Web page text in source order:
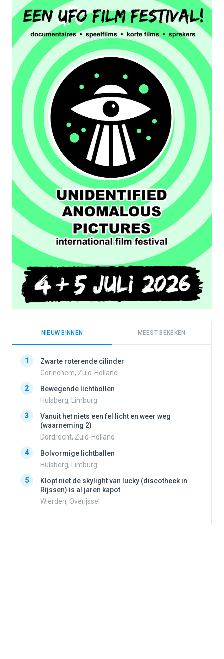
NIEUW BINNEN MEEST BEKEKEN
1
Zwarte roterende cilinder
Gorinchem, Zuid-Holland
2
Bewegende lichtbollen
Hulsberg, Limburg
3
Vanuit het niets een fel licht en weer weg
(waarneming 2)
Dordrecht, Zuid-Holland
4
Bolvormige lichtballen
Hulsberg, Limburg
5
Klopt niet de skylight van lucky (discotheek in
Rijssen) is al jaren kapot
Wierden, Overijssel